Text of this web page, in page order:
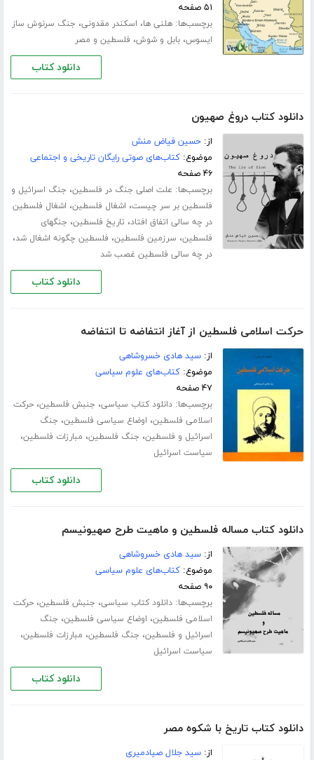
۵۱ صفحه
برچسب‌ها:هلنی ها، اسکندر مقدونی، جنگ سرنوش ساز
ایسوس،بابل و شوش، فلسطین و مصر
دانلود کتاب
دانلود کتاب دروغ صهیون
از:حسین فیاض منش
موضوع:کتاب‌های صوتی رایگان تاریخی و اجتماعی
۴۶ صفحه
برچسب‌ها: علت اصلی جنگ در فلسطین، جنگ اسرائیل و
فلسطین بر سر چیست، اشغال فلسطین، اشغال فلسطین
در چه سالی اتفاق افتاد، تاریخ فلسطین، جنگهای
فلسطین، سرزمین فلسطین، فلسطین چگونه اشغال شد،
در چه سالی فلسطین غصب شد
دانلود کتاب
حرکت اسلامی فلسطین از آغاز انتفاضه تا انتفاضه
از:سید هادی خسروشاهی
موضوع:کتاب‌های علوم سیاسی
۴۷ صفحه
برچسب‌ها:دانلود کتاب سیاسی، جنبش فلسطین،حرکت
اسلامی فلسطین، اوضاع سیاسی فلسطین، جنگ
اسرائیل و فلسطین، جنگ فلسطین، مبارزات فلسطین،
سیاست اسرائیل
دانلود کتاب
دانلود کتاب مساله فلسطین و ماهیت طرح صهیونیسم
از:سید هادی خسروشاهی
موضوع:کتاب‌های علوم سیاسی
۹۰ صفحه
برچسب‌ها:دانلود کتاب سیاسی، جنبش فلسطین،حرکت
اسلامی فلسطین، اوضاع سیاسی فلسطین، جنگ
اسرائیل و فلسطین، جنگ فلسطین، مبارزات فلسطین،
سیاست اسرائیل
دانلود کتاب
دانلود کتاب تاریخ با شکوه مصر
از:سید جلال صیادمیری